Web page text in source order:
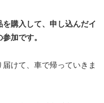
購入して、申し込んだイ
加です。
けて、車で帰っていきま